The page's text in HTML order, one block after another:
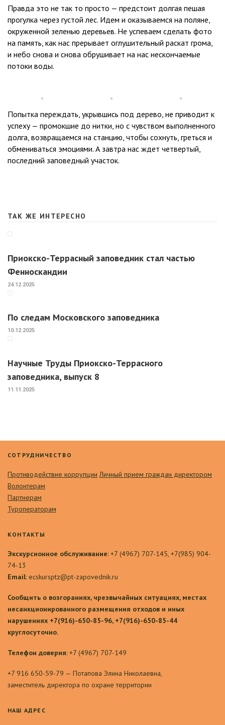
Правда это не так то просто — предстоит долгая пешая
прогулка через густой лес. Идем и оказываемся на поляне,
окруженной зеленью деревьев. Не успеваем сделать фото
на память, как нас прерывает оглушительный раскат грома,
и небо снова и снова обрушивает на нас нескончаемые
потоки воды.
Попытка переждать, укрывшись под дерево, не приводит к
успеху — промокшие до нитки, но с чувством выполненного
долга, возвращаемся на станцию, чтобы сохнуть, греться и
обмениваться эмоциями. А завтра нас ждет четвертый,
последний заповедный участок.
ТАК ЖЕ ИНТЕРЕСНО
Приокско-Террасный заповедник стал частью
Фенноскандии
24.12.2025
По следам Московского заповедника
10.12.2025
Научные Труды Приокско-Террасного
заповедника, выпуск 8
11.11.2025
СОТРУДНИЧЕСТВО
Противодействие коррупции Личный прием граждан директором
Волонтерам
Партнерам
Туроператорам
КОНТАКТЫ
Экскурсионное обслуживание: +7 (4967) 707-145, +7(985) 904-
74-13
Email: ecskursptz@pt-zapovednik.ru
Сообщить о возгораниях, чрезвычайных ситуациях, местах
несанкционированного размещения отходов и иных
нарушениях +7(916)-650-85-96, +7(916)-650-85-44
круглосуточно.
Телефон доверия: +7 (4967) 707-149
+7 916 650-59-79 — Потапова Элина Николаевна,
заместитель директора по охране территории
НАШ АДРЕС